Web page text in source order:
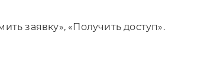
заявку», «Получить доступ».